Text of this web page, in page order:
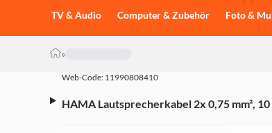
TV & Audio Computer & Zubehör Foto &
»
Web-Code: 11990808410
HAMA Lautsprecherkabel 2x 0,75 mm²,